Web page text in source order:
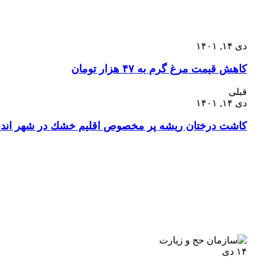
دی ۱۴, ۱۴۰۱
کاهش قیمت مرغ گرم به ۴۷ هزار تومان
قبلی
دی ۱۴, ۱۴۰۱
كاشت درختان ریشه پر مخصوص اقلیم خشك در شهر
۱۴ دی